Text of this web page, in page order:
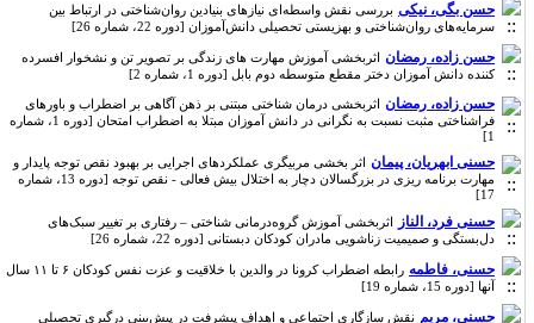
حسن بگی، نیکی بررسی نقش واسطه‌ای نیازهای بنیادین روان‌شناختی در ارتباط بین
سرمایه‌های روان‌شناختی و بهزیستی تحصیلی دانش‌آموزان [دوره 22، شماره 26]
حسن زاده، رمضان اثربخشی آموزش مهارت های زندگی بر تصویر تن و نشخوار افسرده
کننده دانش آموزان دختر مقطع متوسطه دوم بابل [دوره 1، شماره 2]
حسن زاده، رمضان اثربخشی درمان شناختی مبتنی بر ذهن آگاهی بر اضطراب و باورهای
فراشناختی مثبت نسبت به نگرانی در دانش آموزان مبتلا به اضطراب امتحان [دوره 1، شماره
1]
حسنی ابهریان، پیمان اثر بخشی مربیگری عملکردهای اجرایی بر بهبود نقص توجه پایدار و
مهارت برنامه ریزی در بزرگسالان دچار به اختلال بیش فعالی - نقص توجه [دوره 13، شماره
17]
حسنی فرد، الناز اثربخشی آموزش گروه‌درمانی شناختی – رفتاری بر تغییر سبک‌های
دل‌بستگی و صمیمیت زناشویی مادران کودکان دبستانی [دوره 22، شماره 26]
حسنی، فاطمه
رابطه اضطراب کرونا در والدین با خلاقیت و عزت نفس کودکان ۶ تا ۱۱ سال
آنها [دوره 15، شماره 19]
حسنی، مریم نقش سازگاری اجتماعی و اهداف پیشرفت در پیش‌بینی درگیری تحصیلی